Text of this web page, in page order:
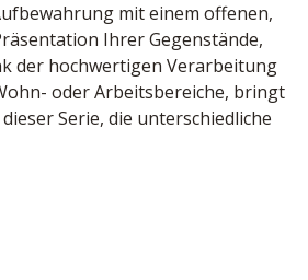
mit einem offenen,
Ihrer Gegenstände,
der hochwertigen Verarbeitung
oder Arbeitsbereiche, bringt
Serie, die unterschiedliche
198/40 cm